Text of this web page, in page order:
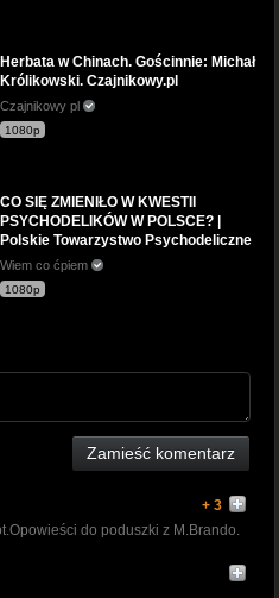
Herbata w Chinach. Gościnnie: Michał
Królikowski. Czajnikowy.pl
Czajnikowy pl
1080p
CO SIĘ ZMIENIŁO W KWESTII
PSYCHODELIKÓW W POLSCE? |
Polskie Towarzystwo Psychodeliczne
Wiem co ćpiem
1080p
Zamieść komentarz
+ 3
do poduszki z M.Brando.